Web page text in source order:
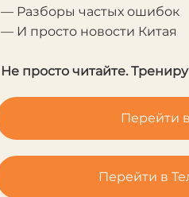
— Разборы частых ошибок
— И просто новости Китая
Не просто читайте.
Перейти
Перейти в